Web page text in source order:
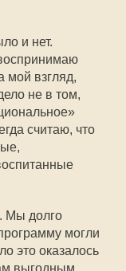
и нет.
мой взгляд,
не в том,
считаю, что
Мы долго
могли
это оказалось
выгодным.